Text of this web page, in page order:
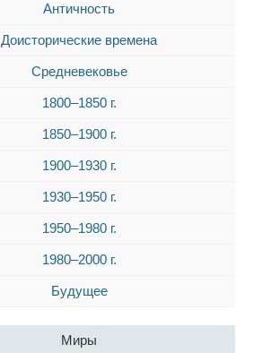
Античность
Доисторические времена
Средневековье
1800–1850 г.
1850–1900 г.
1900–1930 г.
1930–1950 г.
1950–1980 г.
1980–2000 г.
Будущее
Миры